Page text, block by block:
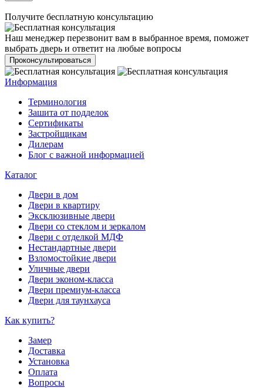
Получите бесплатную консультацию
Наш менеджер перезвонит вам в выбранное время, поможет
выбрать дверь и ответит на любые вопросы
Проконсультироваться
Информация
Терминология
Зашита от подделок
Сертификаты
Застройщикам
Дилерам
Блог с важной информацией
Каталог
Двери в дом
Двери в квартиру
Эксклюзивные двери
Двери со стеклом и зеркалом
Двери с отделкой МДФ
Нестандартные двери
Взломостойкие двери
Уличные двери
Двери эконом-класса
Двери премиум-класса
Двери для таунхауса
Как купить?
Замер
Доставка
Установка
Оплата
Вопросы